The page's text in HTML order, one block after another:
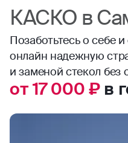
КАСКО в
Позаботьтесь о себе
онлайн надежную
и заменой стекол без
от 17 000 ₽в